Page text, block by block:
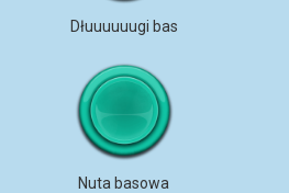
Dłuuuuuugi bas
Nuta basowa